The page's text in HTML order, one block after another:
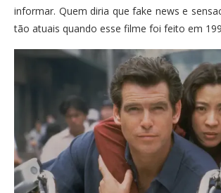
informar. Quem diria que fake news e
tão atuais quando esse filme foi feito em